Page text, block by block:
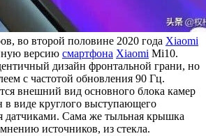
во второй половине 2020 года Xiaomi
версию смартфона Xiaomi Mi10.
дизайн фронтальной грани, но
с частотой обновления 90 Гц.
внешний вид основного блока камер
виде круглого выступающего
датчиками. Сама же тыльная крышка
источников, из стекла.